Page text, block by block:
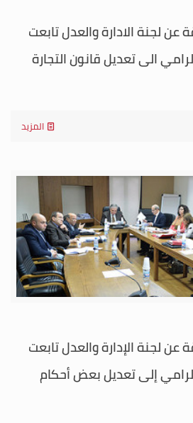
عن لجنة الادارة والعدل تابعت
الى تعديل قانون التجارة
المزيد
عن لجنة الإدارة والعدل تابعت
إلى تعديل بعض أحكام